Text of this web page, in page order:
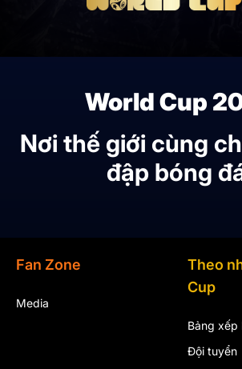
World Cup
Nơi thế giới cùng
đập bóng
Fan Zone
Media
Theo
Cup
Bảng xếp
Đội tuyển